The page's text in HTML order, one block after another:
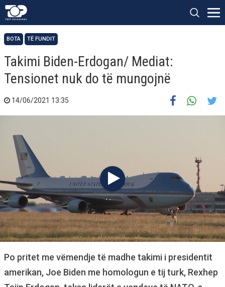
BOTA TË FUNDIT
Takimi Biden-Erdogan/ Mediat:
Tensionet nuk do të mungojnë
14/06/2021 13:35
Po pritet me vëmendje të madhe takimi i presidentit
amerikan, Joe Biden me homologun e tij turk, Rexhep